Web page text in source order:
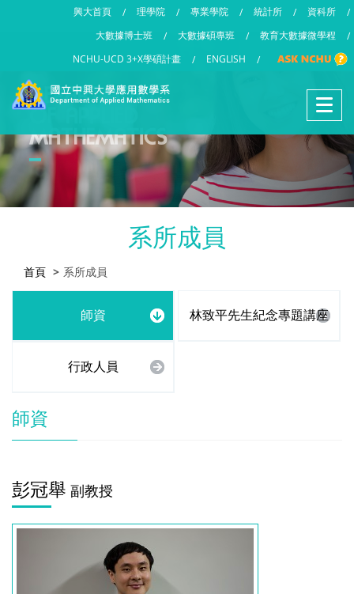
興大首頁 / 理學院 / 專業學院 / 統計所 / 資科所
/
大數據博士班
/ 大數據碩專班 / 教育大數據微學程
/
NCHU-UCD 3+X學碩計畫
/ ENGLISH /
系所成員
首頁 系所成員
師資 林致平先生紀念專題講座
行政人員
師資
彭冠舉 副教授